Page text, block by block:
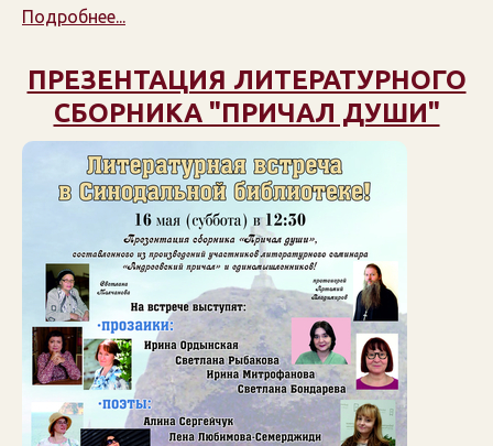
Подробнее...
ПРЕЗЕНТАЦИЯ ЛИТЕРАТУРНОГО
СБОРНИКА "ПРИЧАЛ ДУШИ"